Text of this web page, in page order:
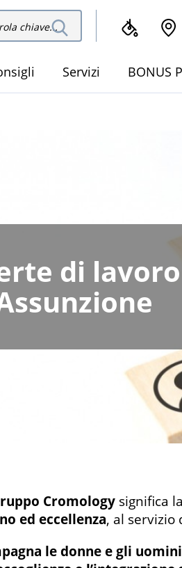
nel
sito
Servizi BONUS
di
Cromology significa
ed eccellenza, al servizio
le donne e gli